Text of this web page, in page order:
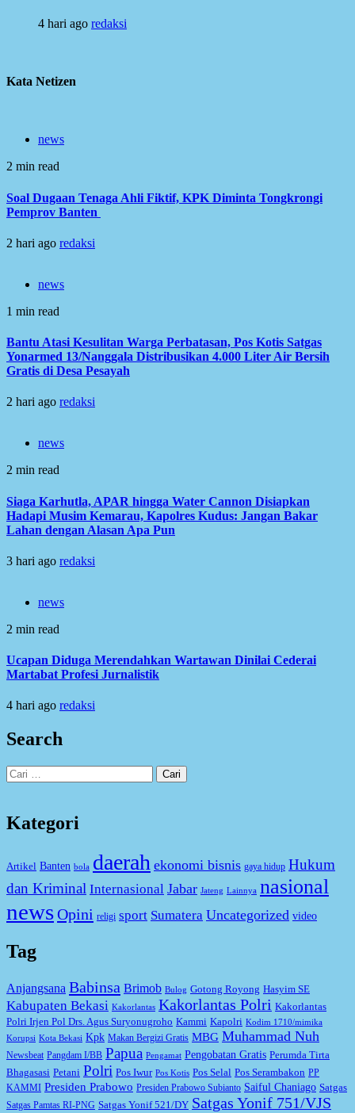
4 hari ago redaksi
Kata Netizen
news
2 min read
Soal Dugaan Tenaga Ahli Fiktif, KPK Diminta Tongkrongi
Pemprov Banten
2 hari ago redaksi
news
1 min read
Bantu Atasi Kesulitan Warga Perbatasan, Pos Kotis Satgas
Yonarmed 13/Nanggala Distribusikan 4.000 Liter Air Bersih
Gratis di Desa Pesayah
2 hari ago redaksi
news
2 min read
Siaga Karhutla, APAR hingga Water Cannon Disiapkan
Hadapi Musim Kemarau, Kapolres Kudus: Jangan Bakar
Lahan dengan Alasan Apa Pun
3 hari ago redaksi
news
2 min read
Ucapan Diduga Merendahkan Wartawan Dinilai Cederai
Martabat Profesi Jurnalistik
4 hari ago redaksi
Search
Cari
untuk:
Kategori
Artikel Banten bola daerah ekonomi bisnis gaya hidup Hukum
dan Kriminal Internasional Jabar Jateng Lainnya nasional
newsOpini religi sport Sumatera Uncategorized video
Tag
Anjangsana Babinsa Brimob Bulog Gotong Royong Hasyim SE
Kabupaten Bekasi Kakorlantas Kakorlantas Polri Kakorlantas
Polri Irjen Pol Drs. Agus Suryonugroho Kammi Kapolri Kodim 1710/mimika
Korupsi Kota Bekasi Kpk Makan Bergizi Gratis MBG Muhammad Nuh
Newsbeat Pangdam I/BB Papua Pengamat Pengobatan Gratis Perumda Tirta
Bhagasasi Petani Polri Pos Iwur Pos Kotis Pos Selal Pos Serambakon PP
KAMMI Presiden Prabowo Presiden Prabowo Subianto Saiful Chaniago Satgas
Satgas Pamtas RI-PNG Satgas Yonif 521/DY Satgas Yonif 751/VJS